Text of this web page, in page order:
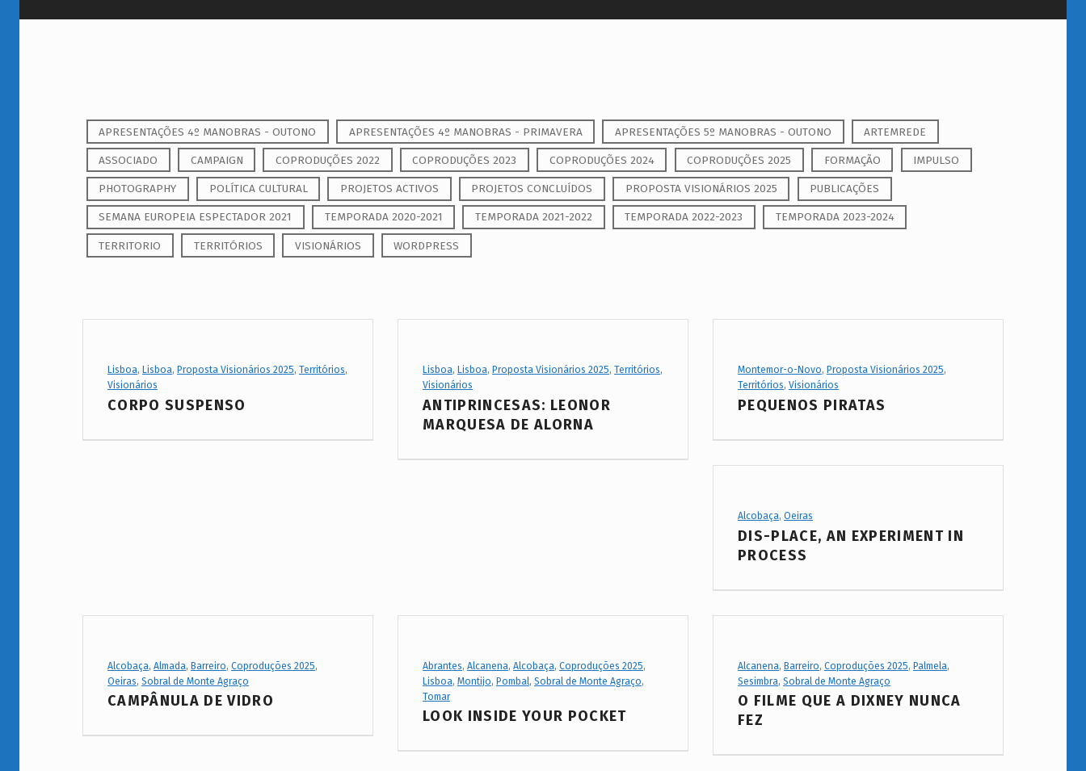
q
u
i
o
APRESENTAÇÕES 4º MANOBRAS - OUTONO APRESENTAÇÕES 4º MANOBRAS - PRIMAVERA APRESENTAÇÕES 5º MANOBRAS - OUTONO ARTEMREDE
ASSOCIADO CAMPAIGN COPRODUÇÕES 2022 COPRODUÇÕES 2023 COPRODUÇÕES 2024 COPRODUÇÕES 2025 FORMAÇÃO IMPULSO
PHOTOGRAPHY POLÍTICA CULTURAL PROJETOS ACTIVOS PROJETOS CONCLUÍDOS PROPOSTA VISIONÁRIOS 2025 PUBLICAÇÕES
SEMANA EUROPEIA ESPECTADOR 2021 TEMPORADA 2020-2021 TEMPORADA 2021-2022 TEMPORADA 2022-2023 TEMPORADA 2023-2024
TERRITORIO TERRITÓRIOS VISIONÁRIOS WORDPRESS
Project Category:
Lisboa,Lisboa,Proposta Visionários 2025,Territórios,
Visionários
CORPO SUSPENSO
Project Category:
Lisboa, Lisboa, Proposta Visionários 2025, Territórios,
Visionários
ANTIPRINCESAS: LEONOR
MARQUESA DE ALORNA
Project Category:
Montemor-o-Novo, Proposta Visionários 2025,
Territórios, Visionários
PEQUENOS PIRATAS
Project Category:
Alcobaça, Oeiras
DIS-PLACE, AN EXPERIMENT IN
PROCESS
Project Category:
Alcobaça,Almada,Barreiro,Coproduções 2025,
Oeiras,Sobral de Monte Agraço
CAMPÂNULA DE VIDRO
Project Category:
Abrantes, Alcanena, Alcobaça, Coproduções 2025,
Lisboa, Montijo, Pombal, Sobral de Monte Agraço,
Tomar
LOOK INSIDE YOUR POCKET
Project Category:
Alcanena, Barreiro, Coproduções 2025, Palmela,
Sesimbra, Sobral de Monte Agraço
O FILME QUE A DIXNEY NUNCA
FEZ